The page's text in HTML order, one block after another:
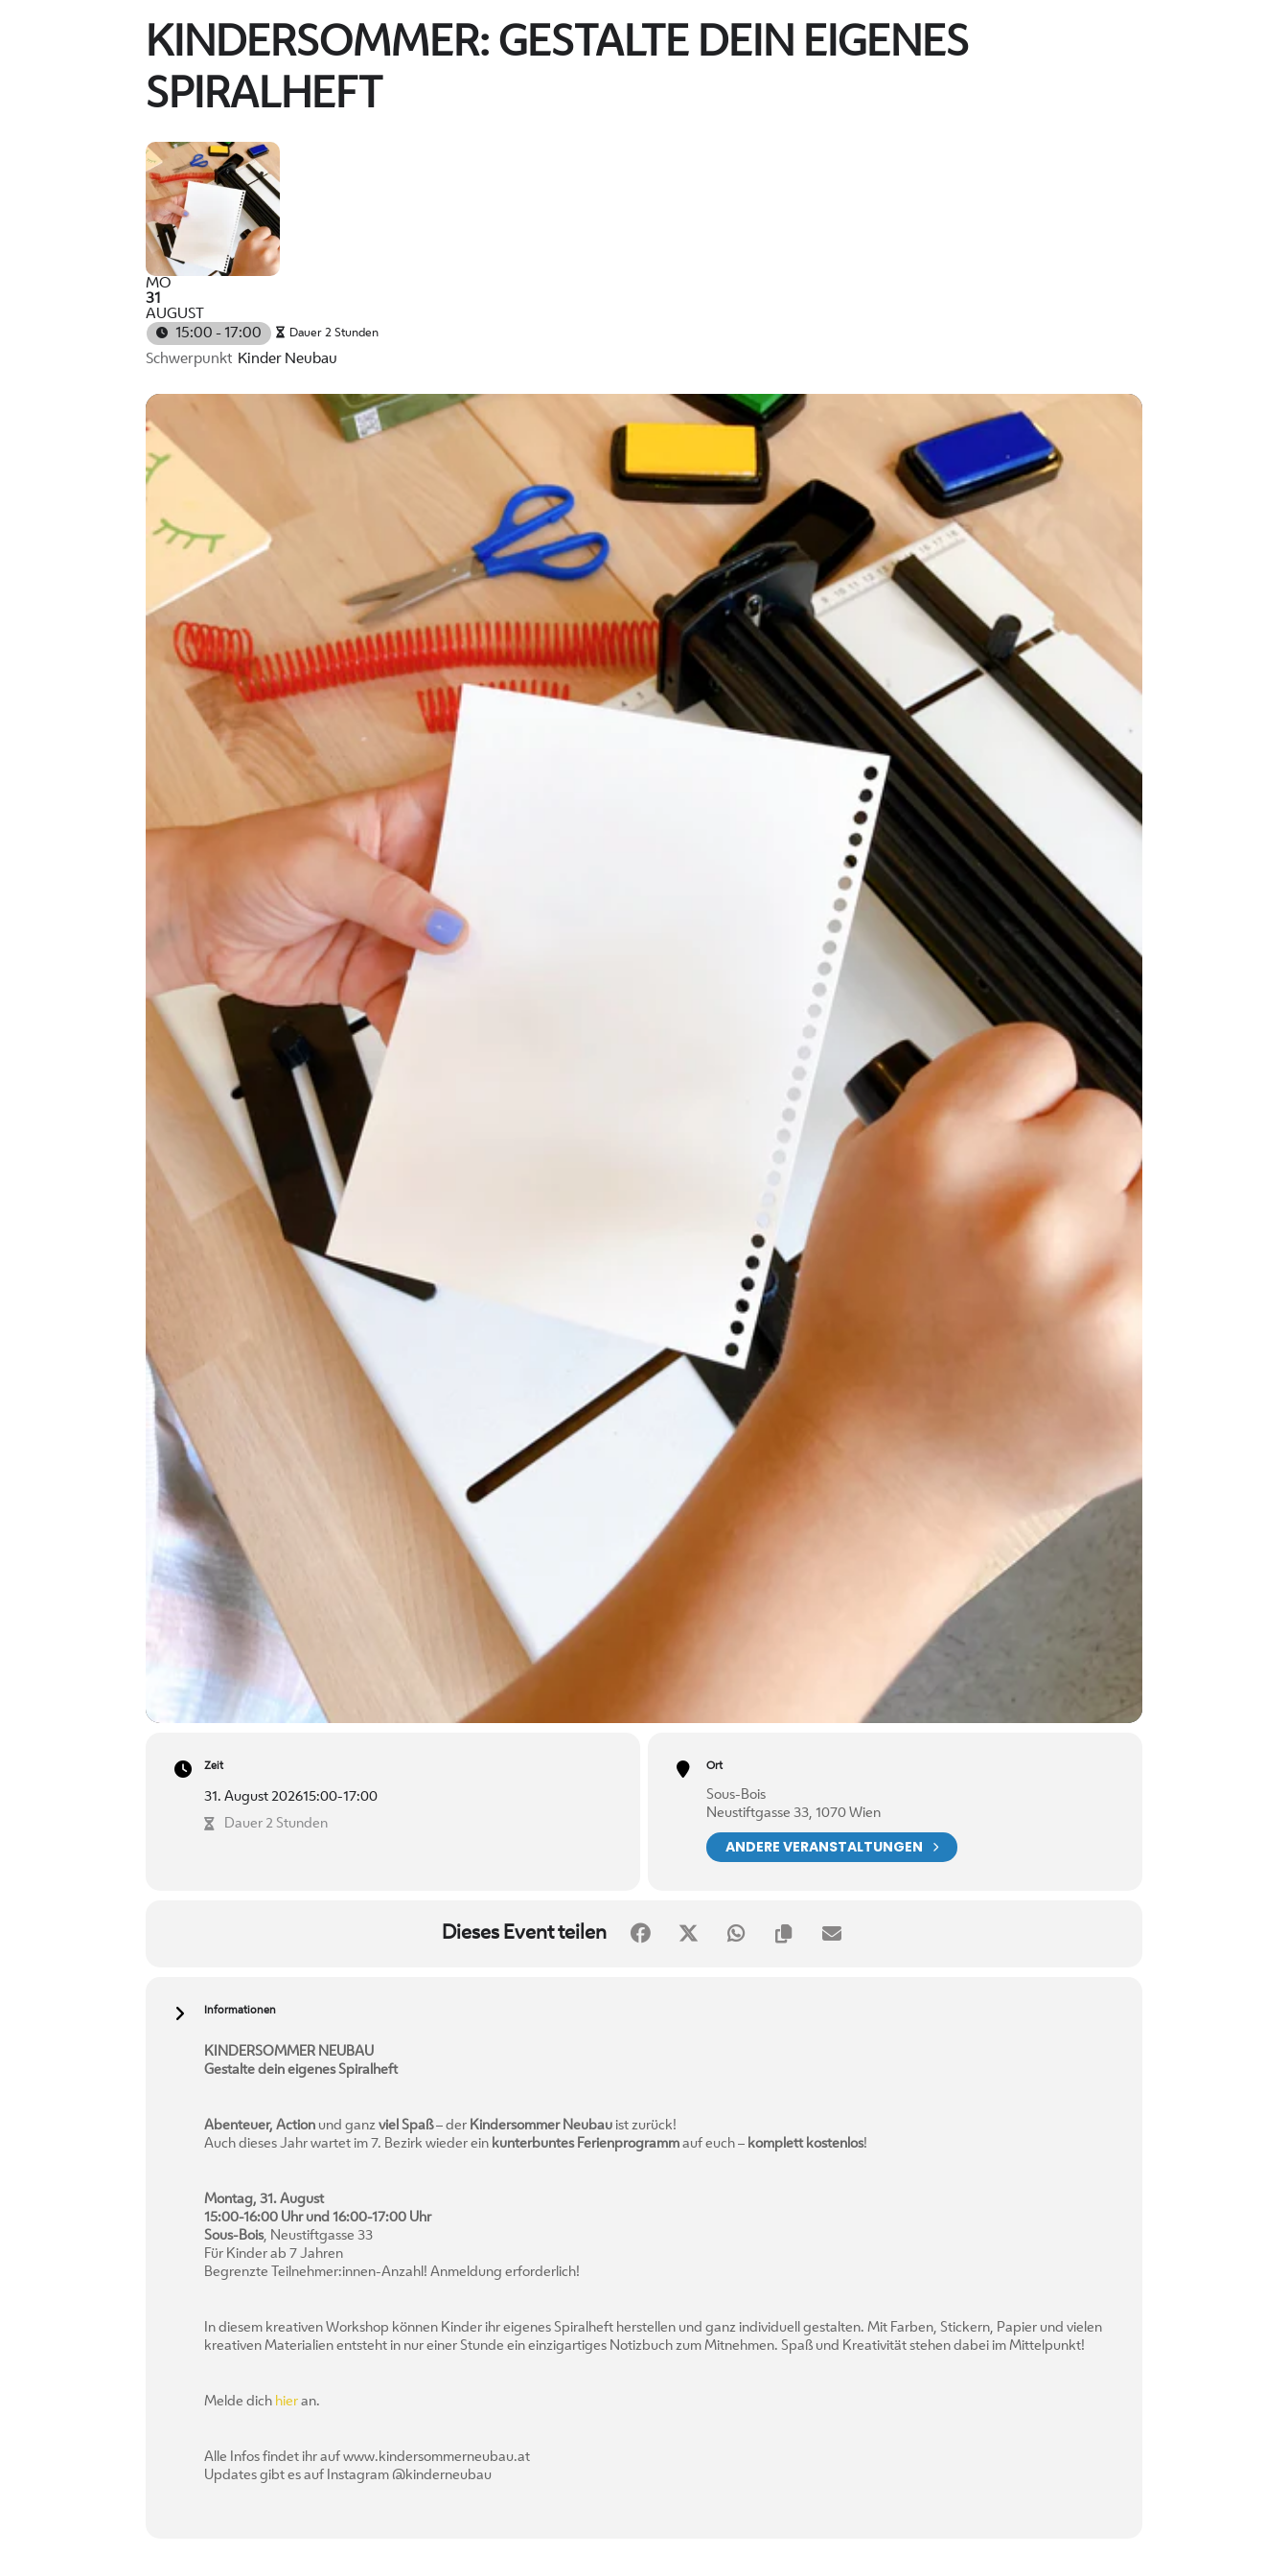
KINDERSOMMER: GESTALTE DEIN EIGENES
SPIRALHEFT
MO
31
AUGUST
15:00 - 17:00
Dauer 2 Stunden
Schwerpunkt Kinder Neubau
Zeit
31. August 202615:00-17:00
Dauer 2 Stunden
Ort
Sous-Bois
Neustiftgasse 33, 1070 Wien
ANDERE VERANSTALTUNGEN
Dieses Event teilen
Informationen
KINDERSOMMER NEUBAU
Gestalte dein eigenes Spiralheft
Abenteuer, Action und ganz viel Spaß– der Kindersommer Neubau ist zurück!
Auch dieses Jahr wartet im 7. Bezirk wieder ein kunterbuntes Ferienprogramm auf euch – komplett kostenlos!
Montag, 31. August
15:00-16:00 Uhr und 16:00-17:00 Uhr
Sous-Bois, Neustiftgasse 33
Für Kinder ab 7 Jahren
Begrenzte Teilnehmer:innen-Anzahl! Anmeldung erforderlich!
In diesem kreativen Workshop können Kinder ihr eigenes Spiralheft herstellen und ganz individuell gestalten. Mit Farben, Stickern, Papier und vielen
kreativen Materialien entsteht in nur einer Stunde ein einzigartiges Notizbuch zum Mitnehmen. Spaß und Kreativität stehen dabei im Mittelpunkt!
Melde dich hier an.
Alle Infos findet ihr auf www.kindersommerneubau.at
Updates gibt es auf Instagram @kinderneubau